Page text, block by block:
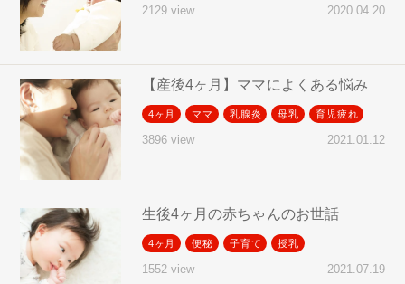
2129 view 2020.04.20
【産後4ヶ月】ママによくある悩み
4ヶ月 ママ 乳腺炎 母乳 育児疲れ
3896 view 2021.01.12
生後4ヶ月の赤ちゃんのお世話
4ヶ月 便秘 子育て 授乳
1552 view 2021.07.19